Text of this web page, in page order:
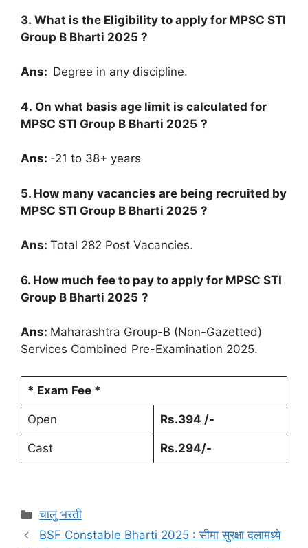
3. What is the Eligibility to apply for MPSC STI
Group B Bharti 2025 ?
Ans: Degree in any discipline.
4. On what basis age limit is calculated for
MPSC STI Group B Bharti 2025 ?
Ans: -21 to 38+ years
5. How many vacancies are being recruited by
MPSC STI Group B Bharti 2025 ?
Ans: Total 282 Post Vacancies.
6. How much fee to pay to apply for MPSC STI
Group B Bharti 2025 ?
Ans: Maharashtra Group-B (Non-Gazetted)
Services Combined Pre-Examination 2025.
* Exam Fee *
Open Rs.394 /-
Cast Rs.294/-
चालु भरती
BSF Constable Bharti 2025 : सीमा सुरक्षा दलामध्ये